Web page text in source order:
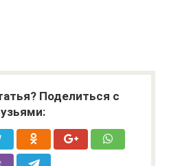
Поделиться с